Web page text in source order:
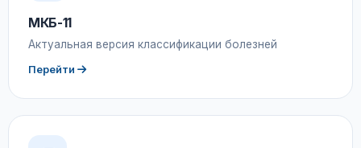
МКБ-11
Актуальная версия классификации болезней
Перейти